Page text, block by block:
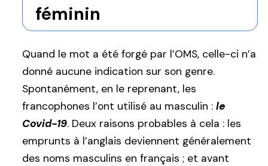
féminin
Quand le mot a été forgé par l’OMS, celle-ci n’a
donné aucune indication sur son genre.
Spontanément, en le reprenant, les
francophones l’ont utilisé au masculin : le
Covid-19. Deux raisons probables à cela : les
emprunts à l’anglais deviennent généralement
des noms masculins en français ; et avant